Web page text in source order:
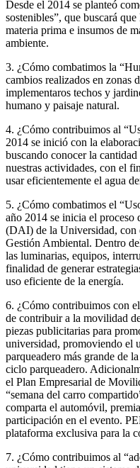
Desde el 2014 se planteó
sostenibles”, que buscará
materia prima e insumos de
ambiente.
3. ¿Cómo combatimos la
cambios realizados en zonas
implementaros techos y
humano y paisaje natural.
4. ¿Cómo contribuimos al
2014 se inició con la
buscando conocer la
nuestras actividades, con el
usar eficientemente el agua
5. ¿Cómo combatimos el
año 2014 se inicia el
(DAI) de la Universidad, con
Gestión Ambiental. Dentro
las luminarias, equipos,
finalidad de generar
uso eficiente de la energía.
6. ¿Cómo contribuimos con
de contribuir a la movilidad
piezas publicitarias para
universidad, promoviendo el
parqueadero más grande de
ciclo parqueadero.
el Plan Empresarial de
“semana del carro
comparta el automóvil,
participación en el evento.
plataforma exclusiva para la
7. ¿Cómo contribuimos al